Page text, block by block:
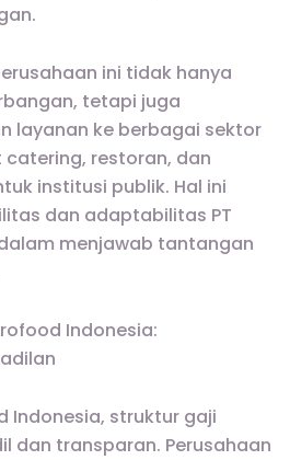
ini tidak hanya
tetapi juga
layanan ke berbagai sektor
restoran, dan
institusi publik. Hal ini
dan adaptabilitas PT
menjawab tantangan
Indonesia:
Indonesia, struktur gaji
dan transparan. Perusahaan